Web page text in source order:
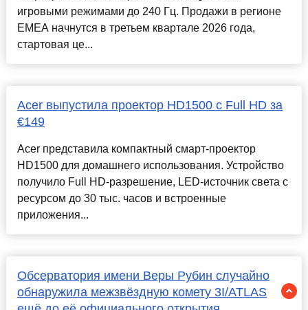
игровыми режимами до 240 Гц. Продажи в регионе
EMEA начнутся в третьем квартале 2026 года,
стартовая це...
Acer выпустила проектор HD1500 с Full HD за
€149
Acer представила компактный смарт-проектор
HD1500 для домашнего использования. Устройство
получило Full HD-разрешение, LED-источник света с
ресурсом до 30 тыс. часов и встроенные
приложения...
Обсерватория имени Веры Рубин случайно
обнаружила межзвёздную комету 3I/ATLAS